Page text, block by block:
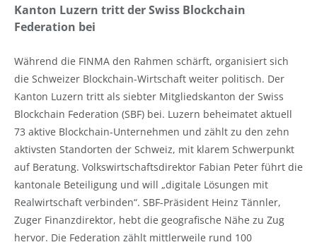
Kanton Luzern tritt der Swiss Blockchain
Federation bei
Während die FINMA den Rahmen schärft, organisiert sich
die Schweizer Blockchain-Wirtschaft weiter politisch. Der
Kanton Luzern tritt als siebter Mitgliedskanton der Swiss
Blockchain Federation (SBF) bei. Luzern beheimatet aktuell
73 aktive Blockchain-Unternehmen und zählt zu den zehn
aktivsten Standorten der Schweiz, mit klarem Schwerpunkt
auf Beratung. Volkswirtschaftsdirektor Fabian Peter führt die
kantonale Beteiligung und will „digitale Lösungen mit
Realwirtschaft verbinden“. SBF-Präsident Heinz Tännler,
Zuger Finanzdirektor, hebt die geografische Nähe zu Zug
hervor. Die Federation zählt mittlerweile rund 100